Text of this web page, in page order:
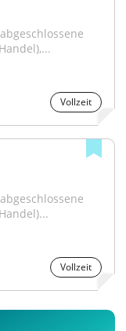
Vollzeit
Vollzeit